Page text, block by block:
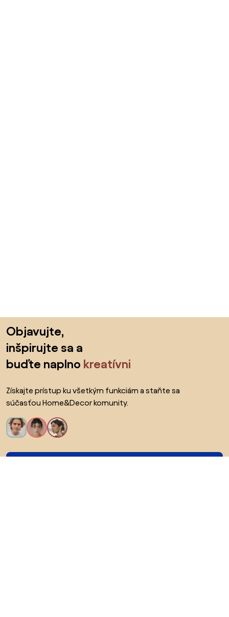
Objavujte,
inšpirujte sa a
buďte naplno kreatívni
Získajte prístup ku všetkým funkciám a staňte sa
súčasťou Home&Decor komunity.